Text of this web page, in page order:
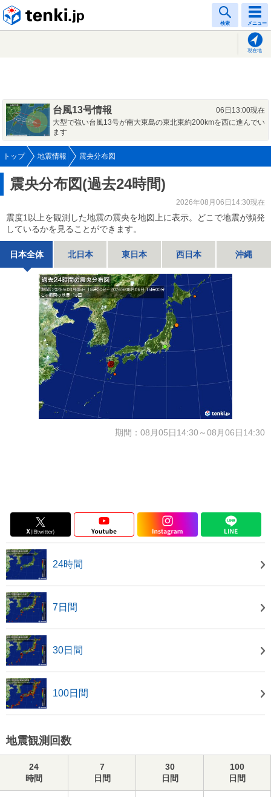
検索 メニュー
現在地
台風13号情報
06日13:00現在
大型で強い台風13号が南大東島の東北東約200kmを西に進んでい
ます
トップ 地震情報 震央分布図
震央分布図(過去24時間)
2026年08月06日14:30現在
震度1以上を観測した地震の震央を地図上に表示。どこで地震が頻発
しているかを見ることができます。
日本全体 北日本 東日本 西日本 沖縄
期間：08月05日14:30～08月06日14:30
24時間
7日間
30日間
100日間
地震観測回数
24
時間
7
日間
30
日間
100
日間